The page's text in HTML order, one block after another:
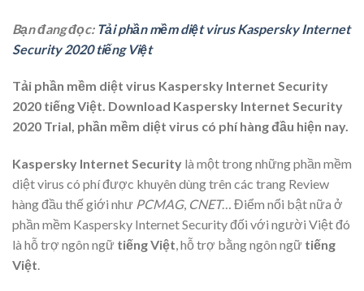
Bạn đang đọc: Tải phần mềm diệt virus Kaspersky Internet
Security 2020 tiếng Việt
Tải phần mềm diệt virus Kaspersky Internet Security
2020 tiếng Việt. Download Kaspersky Internet Security
2020 Trial, phần mềm diệt virus có phí hàng đầu hiện nay.
Kaspersky Internet Security là một trong những phần mềm
diệt virus có phí được khuyên dùng trên các trang Review
hàng đầu thế giới như PCMAG, CNET… Điểm nổi bật nữa ở
phần mềm Kaspersky Internet Securityđối với người Việt đó
là hỗ trợ ngôn ngữ tiếng Việt, hỗ trợ bằng ngôn ngữ tiếng
Việt.